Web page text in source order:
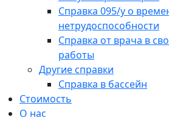
Справка 095/у о
нетрудоспособности
Справка от врача в
работы
Другие справки
Справка в бассейн
Стоимость
О нас